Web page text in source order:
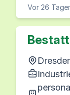
Vor 26